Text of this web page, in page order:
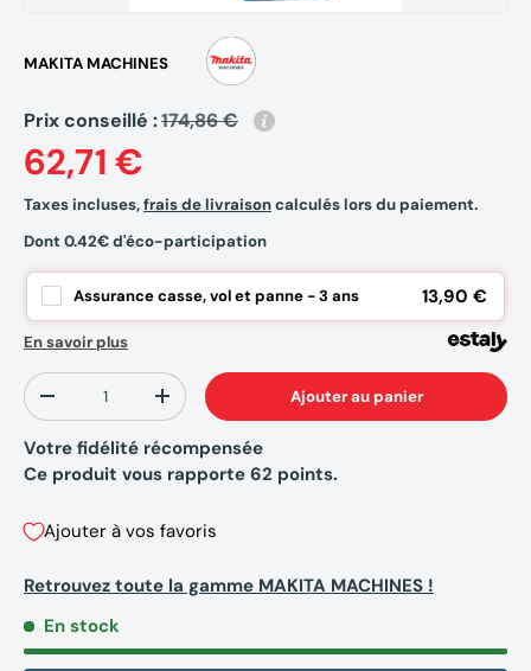
MAKITA MACHINES
Prix conseillé :174,86 €
62,71 €
Taxes incluses,frais de livraisoncalculés lors du paiement.
Dont 0.42€ d'éco-participation
Assurance casse, vol et panne - 3 ans 13,90 €
En savoir plus
Qté
-
+ Ajouter au panier
Votre fidélité récompensée
Ce produit vous rapporte 62 points.
Ajouter à vos favoris
Retrouvez toute la gamme MAKITA MACHINES !
En stock